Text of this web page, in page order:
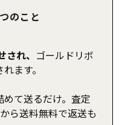
のこと
れ、 ゴールドリボ
ます。
めて送るだけ。査定
ら送料無料で返送も